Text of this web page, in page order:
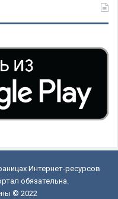
Интернет-ресурсов
обязательна.
© 2022